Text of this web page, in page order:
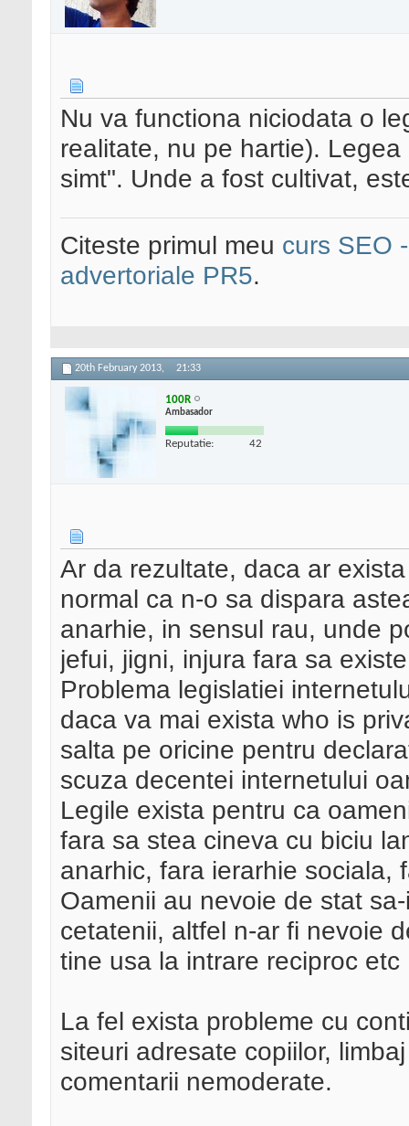
Nu va functiona niciodata o
realitate, nu pe hartie).
simt". Unde a fost cultivat,
Citeste primul meu curs SEO
advertoriale PR5.
20th February 2013, 21:33
100R
Ambasador
Reputatie: 42
Ar da rezultate, daca ar
normal ca n-o sa dispara
anarhie, in sensul rau, unde
jefui, jigni, injura fara sa
Problema legislatiei
daca va mai exista who is
salta pe oricine pentru
scuza decentei internetului
Legile exista pentru ca
fara sa stea cineva cu biciu
anarhic, fara ierarhie sociala,
Oamenii au nevoie de stat
cetatenii, altfel n-ar fi nevoie
tine usa la intrare reciproc etc
La fel exista probleme cu
siteuri adresate copiilor,
comentarii nemoderate.